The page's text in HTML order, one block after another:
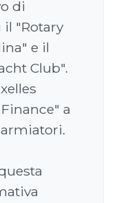
di
"Rotary
e il
Club".
a